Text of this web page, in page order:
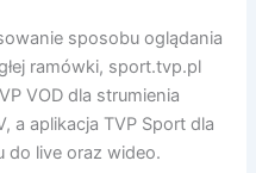
sposobu oglądania
ramówki, sport.tvp.pl
VOD dla strumienia
a aplikacja TVP Sport dla
do live oraz wideo.